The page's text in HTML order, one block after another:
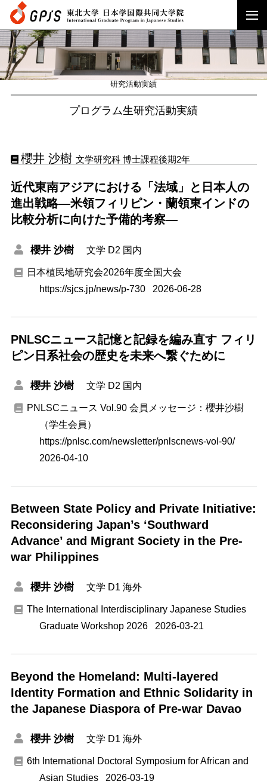
研究活動実績
プログラム生研究活動実績
櫻井 沙樹 文学研究科 博士課程後期2年
近代東南アジアにおける「法域」と日本人の
進出戦略―米領フィリピン・蘭領東インドの
比較分析に向けた予備的考察―
櫻井 沙樹 文学 D2 国内
日本植民地研究会2026年度全国大会
https://sjcs.jp/news/p-730
2026-06-28
PNLSCニュース記憶と記録を編み直す フィリ
ピン日系社会の歴史を未来へ繋ぐために
櫻井 沙樹 文学 D2 国内
PNLSCニュース Vol.90 会員メッセージ：櫻井沙樹
（学生会員）
https://pnlsc.com/newsletter/pnlscnews-vol-90/
2026-04-10
Between State Policy and Private Initiative:
Reconsidering Japan’s ‘Southward
Advance’ and Migrant Society in the Pre-
war Philippines
櫻井 沙樹 文学 D1 海外
The International Interdisciplinary Japanese Studies
Graduate Workshop 2026
2026-03-21
Beyond the Homeland: Multi-layered
Identity Formation and Ethnic Solidarity in
the Japanese Diaspora of Pre-war Davao
櫻井 沙樹 文学 D1 海外
6th International Doctoral Symposium for African and
Asian Studies
2026-03-19